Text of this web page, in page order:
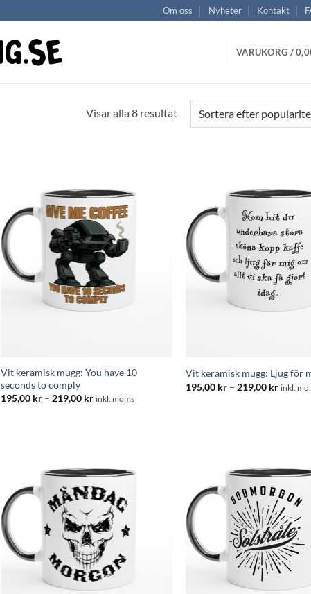
Om oss Nyheter Kontakt
VARUKORG /
Visar alla 8 resultatSortera
efter
Vit keramisk mugg: You have 10
seconds to comply
195,00 kr – 219,00 krPrisintervall:
inkl. moms
Vit keramisk mugg: Ljug för
195,00 kr – 219,00 kr inkl.